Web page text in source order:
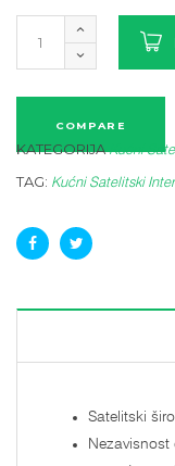
COMPARE
KATEGORIJA Kućni
TAG: Kućni Satelitski
Satelitski
Nezavisnost